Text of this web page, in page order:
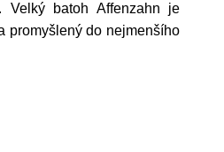
Velký batoh Affenzahn je
promyšlený do nejmenšího